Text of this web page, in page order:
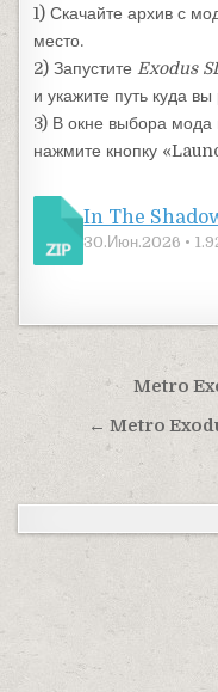
1) Скачайте архив с
место.
2) Запустите Exodus
и укажите путь куда
3) В окне выбора
нажмите кнопку
In The
30.Июн.2026 •
Навигация
Metro
← Metro